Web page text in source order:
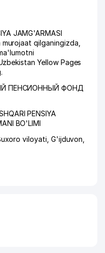
JAMG'ARMASI
qilganingizda,
Yellow Pages
ПЕНСИОННЫЙ ФОНД
PENSIYA
BO'LIMI
viloyati G'ijduvon